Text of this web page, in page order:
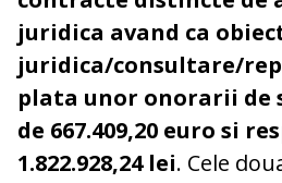
juridica avand ca
juridica/consultare/
plata unor onorarii de
de 667.409,20 euro si
1.822.928,24 lei. Cele